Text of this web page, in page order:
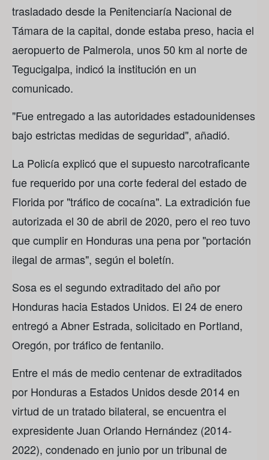
trasladado desde la Penitenciaría Nacional de
Támara de la capital, donde estaba preso, hacia el
aeropuerto de Palmerola, unos 50 km al norte de
Tegucigalpa, indicó la institución en un
comunicado.
"Fue entregado a las autoridades estadounidenses
bajo estrictas medidas de seguridad", añadió.
La Policía explicó que el supuesto narcotraficante
fue requerido por una corte federal del estado de
Florida por "tráfico de cocaína". La extradición fue
autorizada el 30 de abril de 2020, pero el reo tuvo
que cumplir en Honduras una pena por "portación
ilegal de armas", según el boletín.
Sosa es el segundo extraditado del año por
Honduras hacia Estados Unidos. El 24 de enero
entregó a Abner Estrada, solicitado en Portland,
Oregón, por tráfico de fentanilo.
Entre el más de medio centenar de extraditados
por Honduras a Estados Unidos desde 2014 en
virtud de un tratado bilateral, se encuentra el
expresidente Juan Orlando Hernández (2014-
2022), condenado en junio por un tribunal de